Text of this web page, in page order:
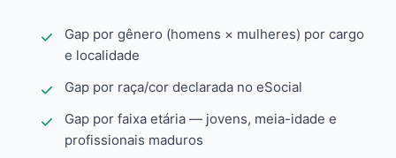
Gap por gênero (homens × mulheres) por cargo
e localidade
Gap por raça/cor declarada no eSocial
Gap por faixa etária — jovens, meia-idade e
profissionais maduros